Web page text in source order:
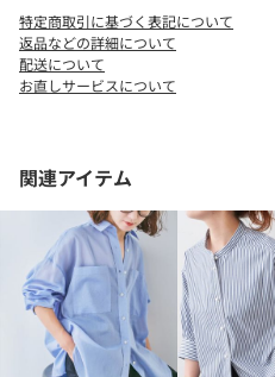
サックスブルー：日光や蛍光灯の
すい性質があるので、長時間の直
※取り扱いについては、商品につ
※こちらの商品は、
直接店舗へお問い合わせの際は
す。
※照明の関係により、実際よりも
ます。
またパソコン・スマートフォン
像のカラーが異なる場合もござい
予めご了承の上ご注文ください。
特定商取引に基づく表記について
返品などの詳細について
配送について
お直しサービスについて
関連アイテム